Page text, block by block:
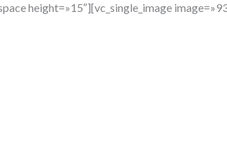
height=»15″][vc_single_image